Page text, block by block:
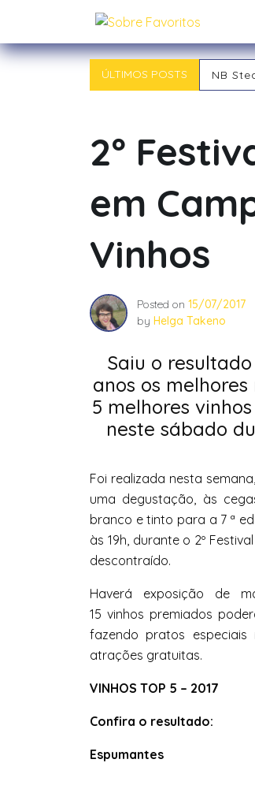
content
Sobre
ÚLTIMOS POSTS NB
O
Já
2º
em
Vinhos
Posted on 15/07/2017
by Helga Takeno
Saiu o
anos os
5 melhores vinhos
neste sábado
Foi realizada nesta
uma degustação, às
branco e tinto para a 7 ª
às 19h, durante o 2º
descontraído.
Haverá exposição de
15vinhos premiados
fazendo pratos
atrações gratuitas.
VINHOS TOP 5 – 2017
Confira o resultado:
Espumantes